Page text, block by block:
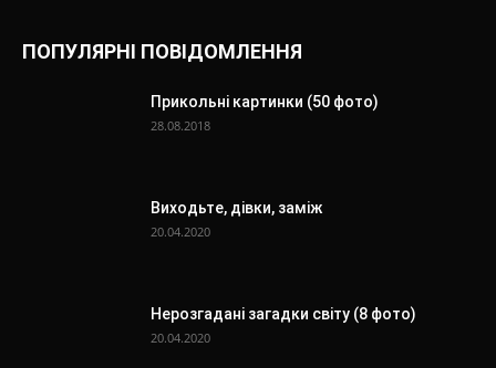
ПОПУЛЯРНІ ПОВІДОМЛЕННЯ
Прикольні картинки (50 фото)
28.08.2018
Виходьте, дівки, заміж
20.04.2020
Нерозгадані загадки світу (8 фото)
20.04.2020